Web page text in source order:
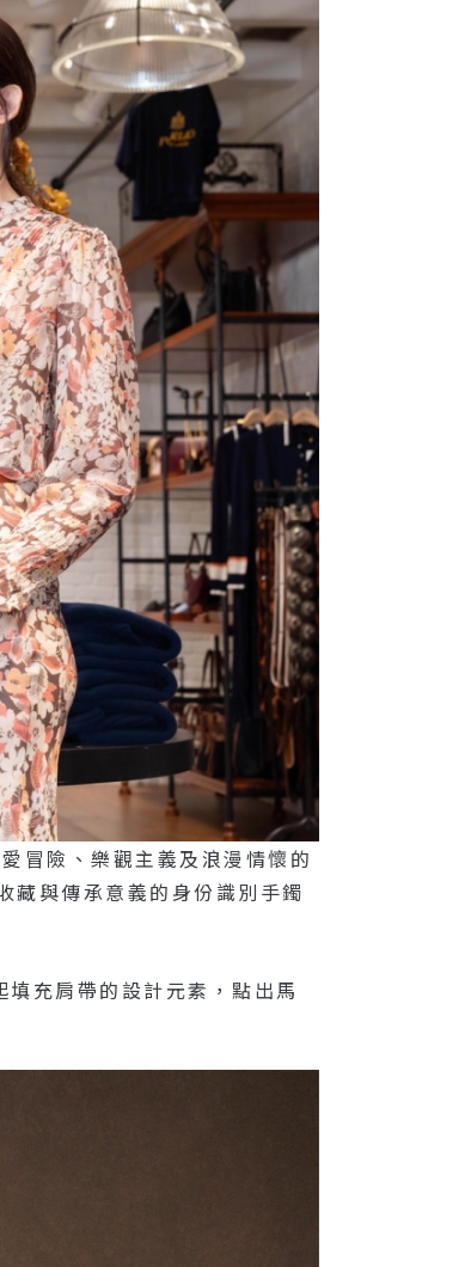
險、樂觀主義及浪漫情懷的
與傳承意義的身份識別手鐲
充肩帶的設計元素，點出馬